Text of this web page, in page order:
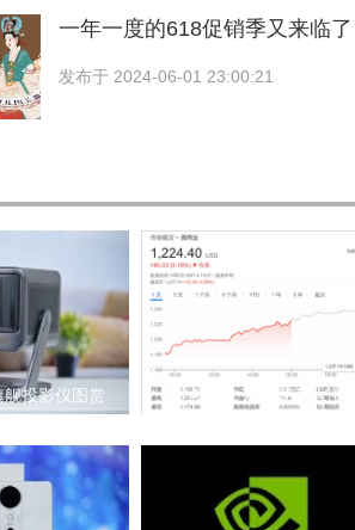
一年一度的618促销季又来临
发布于 2024-06-01 23:00:21
投影仪图赏 “AI总龙头”英伟达大涨